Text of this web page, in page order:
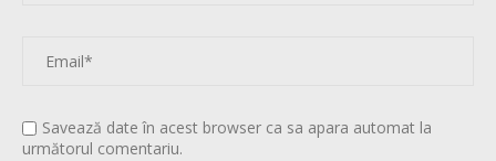
Savează date în acest browser ca sa apara automat la
următorul comentariu.